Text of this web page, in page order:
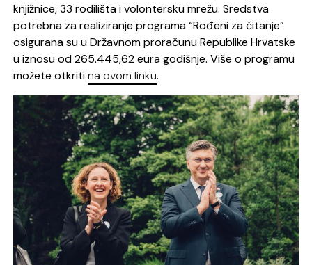
knjižnice, 33 rodilišta i volontersku mrežu. Sredstva
potrebna za realiziranje programa “Rođeni za čitanje”
osigurana su u Državnom proračunu Republike Hrvatske
u iznosu od 265.445,62 eura godišnje. Više o programu
možete otkritina ovom linku.